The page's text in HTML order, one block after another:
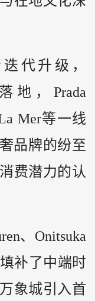
代升级，
地，Prada
Mer等一线
品牌的纷至
费潜力的认
、Onitsuka
补了中端时
象城引入首